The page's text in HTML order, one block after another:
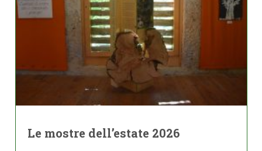
Le mostre dell’estate 2026